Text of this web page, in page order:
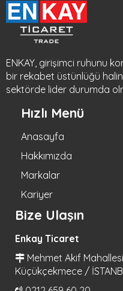
ENKAY, girişimci ruhunu
bir rekabet üstünlüğü
sektörde lider durumda
Hızlı Menü
Anasayfa
Hakkımızda
Markalar
Kariyer
Bize Ulaşın
Enkay Ticaret
Mehmet Akif
Küçükçekmece /